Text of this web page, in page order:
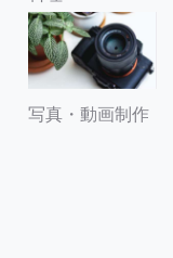
写真・動画制作